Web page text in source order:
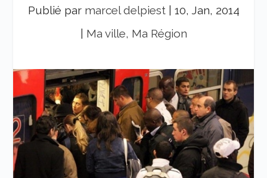
Publié par marcel delpiest| 10, Jan, 2014
Ma ville, Ma Région